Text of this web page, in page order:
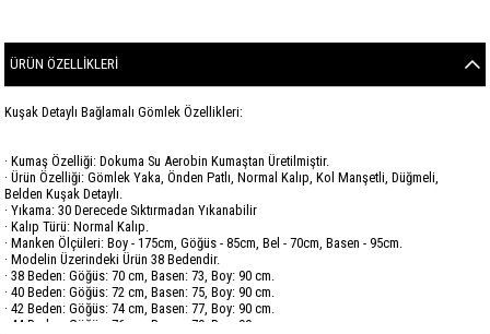
ÜRÜN ÖZELLIKLERI
Kuşak Detaylı Bağlamalı Gömlek Özellikleri:
· Kumaş Özelliği: Dokuma Su Aerobin Kumaştan Üretilmiştir.
· Ürün Özelliği: Gömlek Yaka, Önden Patlı, Normal Kalıp, Kol Manşetli, Düğmeli,
Belden Kuşak Detaylı.
· Yıkama: 30 Derecede Sıktırmadan Yıkanabilir
· Kalıp Türü: Normal Kalıp.
· Manken Ölçüleri: Boy - 175cm, Göğüs - 85cm, Bel - 70cm, Basen - 95cm.
· Modelin Üzerindeki Ürün 38 Bedendir.
· 38 Beden: Göğüs: 70 cm, Basen: 73, Boy: 90 cm.
· 40 Beden: Göğüs: 72 cm, Basen: 75, Boy: 90 cm.
· 42 Beden: Göğüs: 74 cm, Basen: 77, Boy: 90 cm.
· 44 Beden: Göğüs: 76 cm, Basen: 79, Boy: 90 cm.